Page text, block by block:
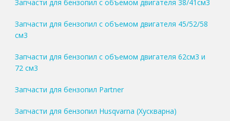
Запчасти для бензопил с объемом двигателя 38/41см3
Запчасти для бензопил с объемом двигателя 45/52/58
см3
Запчасти для бензопил с объемом двигателя 62см3 и
72 см3
Запчасти для бензопил Partner
Запчасти для бензопил Husqvarna (Хускварна)